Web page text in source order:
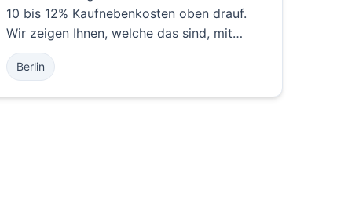
10 bis 12% Kaufnebenkosten oben drauf.
Wir zeigen Ihnen, welche das sind, mit
Beispielrechnung, damit Sie von Anfang an
klar planen und keine Überraschung
Berlin